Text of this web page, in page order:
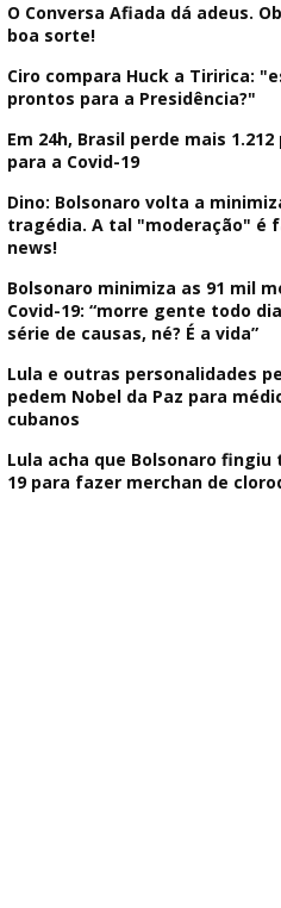
O Conversa Afiada dá adeus.
boa sorte!
Ciro compara Huck a Tiririca:
prontos para a Presidência?"
Em 24h, Brasil perde mais 1.212
para a Covid-19
Dino: Bolsonaro volta a
tragédia. A tal "moderação" é
news!
Bolsonaro minimiza as 91 mil
Covid-19: “morre gente todo
série de causas, né? É a vida”
Lula e outras personalidades
pedem Nobel da Paz para
cubanos
Lula acha que Bolsonaro fingiu
19 para fazer merchan de